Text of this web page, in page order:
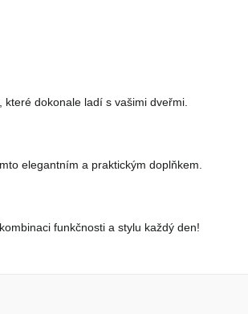
dokonale ladí s vašimi dveřmi.
elegantním a praktickým doplňkem.
funkčnosti a stylu každý den!